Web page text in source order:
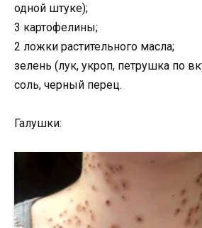
одной штуке);
3 картофелины;
2 ложки растительного масла;
зелень (лук, укроп, петрушка по
соль, черный перец.
Галушки: